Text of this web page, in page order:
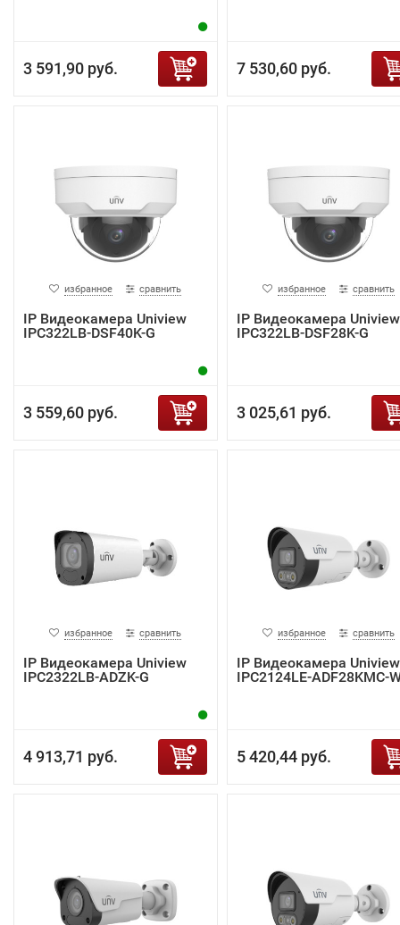
3 591,90 руб. 7 530,60 руб.
избранное сравнить
IP Видеокамера Uniview
IPC322LB-DSF40K-G
3 559,60 руб.
избранное сравнить
IP Видеокамера Uniview
IPC322LB-DSF28K-G
3 025,61 руб.
избранное сравнить
IP Видеокамера Uniview
IPC2322LB-ADZK-G
4 913,71 руб.
избранное сравнить
IP Видеокамера Uniview
IPC2124LE-ADF28KMC-
5 420,44 руб.